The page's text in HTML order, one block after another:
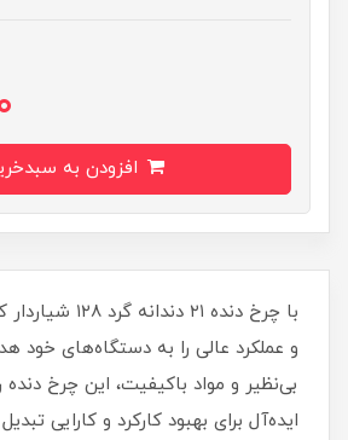
و عملکرد عالی را به دستگاه‌های خود
بی‌نظیر و مواد باکیفیت، این چرخ دنده
ایده‌آل برای بهبود کارکرد و کارایی